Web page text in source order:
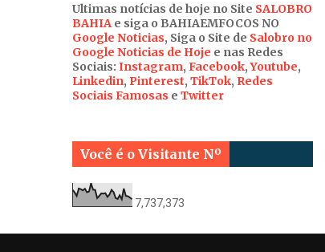
Ultimas notícias de hoje no Site SALOBRO
BAHIA e siga o BAHIAEMFOCOS NO
Google Noticias, Siga o Site de Salobro no
Google Noticias de Hoje e nas Redes
Sociais: Instagram, Facebook,Youtube,
Linkedin, Pinterest, TikTok, Redes
Sociais Famosas e Twitter
Você é o Visitante Nº
7,737,373